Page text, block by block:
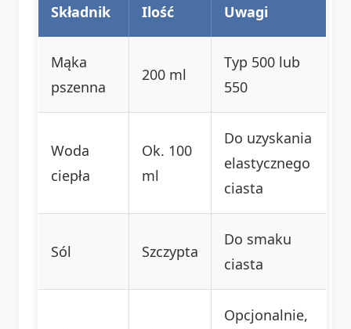
Składnik Ilość Uwagi
Mąka
pszenna
200 ml
Typ 500 lub
550
Woda
ciepła
Ok. 100
ml
Do uzyskania
elastycznego
ciasta
Sól Szczypta
Do smaku
ciasta
Opcjonalnie,